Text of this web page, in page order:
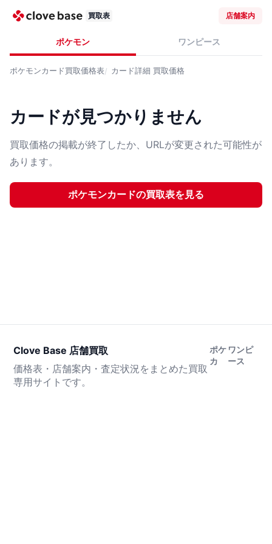
買取表 店舗案内
ポケモン ワンピース
ポケモンカード買取価格表 カード詳細 買取価格
カードが見つかりません
買取価格の掲載が終了したか、URLが変更された可能性が
あります。
ポケモンカードの買取表を見る
Clove Base 店舗買取
価格表・店舗案内・査定状況をまとめた買取
専用サイトです。
ポケ
カ
ワンピ
ース